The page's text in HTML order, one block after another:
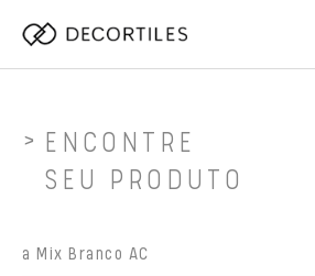
ENCONTRE
SEU PRODUTO